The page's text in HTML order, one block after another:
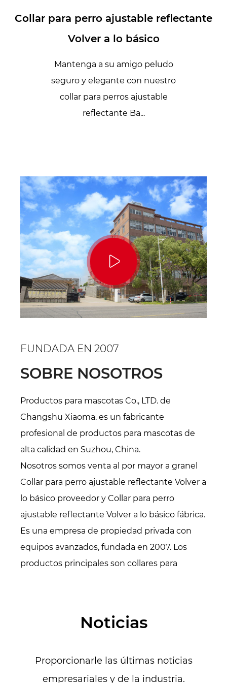
Collar para perro ajustable reflectante
Volver a lo básico
Mantenga a su amigo peludo
seguro y elegante con nuestro
collar para perros ajustable
reflectante Ba...
FUNDADA EN 2007
SOBRE NOSOTROS
Productos para mascotas Co., LTD. de
Changshu Xiaoma. es un fabricante
profesional de productos para mascotas de
alta calidad en Suzhou, China.
Nosotros somosventa al por mayor a granel
Collar para perro ajustable reflectante Volver a
lo básico proveedor yCollar para perro
ajustable reflectante Volver a lo básico fábrica.
Es una empresa de propiedad privada con
equipos avanzados, fundada en 2007. Los
productos principales son collares para
salvavidas, suéteres, etc.), accesorios para
camas/colchonetas para mascotas, también
especializados en todo tipo de cinchas.
Noticias
Proporcionarle las últimas noticias
empresariales y de la industria.